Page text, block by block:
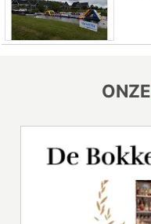
ONZE